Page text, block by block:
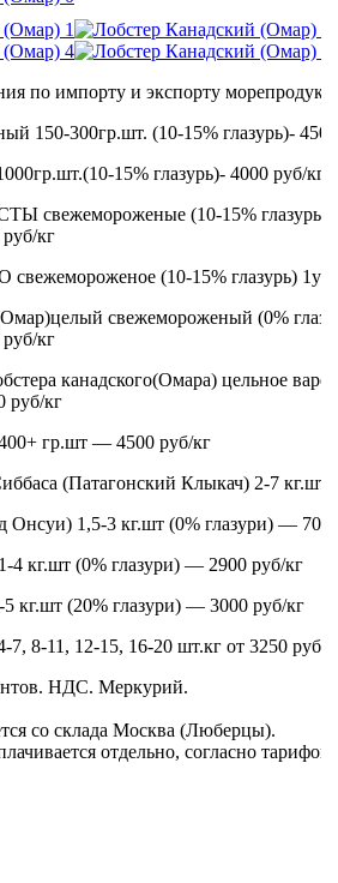
по импорту и экспорту
150-300гр.шт. (10-15% глазурь)-
15% глазурь)- 4000 руб/кг
свежемороженые (10-15% глазурь)
кг
(10-15% глазурь)
свежемороженый (0%
кг
канадского(Омара) цельное
руб/кг
гр.шт — 4500 руб/кг
(Патагонский Клыкач) 2-7 кг.шт
Онсуи) 1,5-3 кг.шт (0% глазури) —
кг.шт (0% глазури) — 2900 руб/кг
кг.шт (20% глазури) — 3000 руб/кг
8-11, 12-15, 16-20 шт.кг от 3250 руб/
НДС. Меркурий.
со склада Москва (Люберцы).
отдельно, согласно тарифов